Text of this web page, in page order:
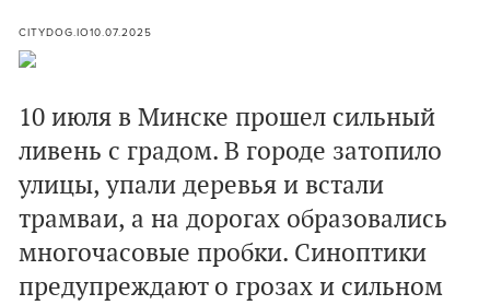
CITYDOG.IO10.07.2025
10 июля в Минске прошел сильный
ливень с градом. В городе затопило
улицы, упали деревья и встали
трамваи, а на дорогах образовались
многочасовые пробки. Синоптики
предупреждают о грозах и сильном